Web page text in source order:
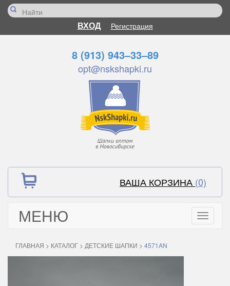
ВХОД Регистрация
8 (913) 943–33–89
opt@nskshapki.ru
ВАША КОРЗИНА (0)
МЕНЮ
Toggle
ГЛАВНАЯ > КАТАЛОГ > ДЕТСКИЕ ШАПКИ > 4571AN